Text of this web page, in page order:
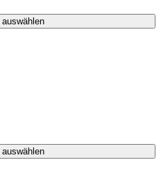
auswählen
auswählen